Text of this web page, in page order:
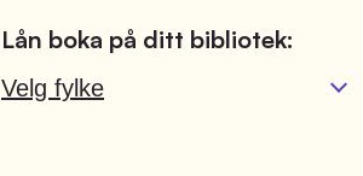
Lån boka på ditt bibliotek:
Velg fylke